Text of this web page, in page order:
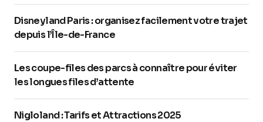
Disneyland Paris : organisez facilement votre trajet
depuis l’Île-de-France
Les coupe-files des parcs à connaître pour éviter
les longues files d’attente
Nigloland : Tarifs et Attractions 2025